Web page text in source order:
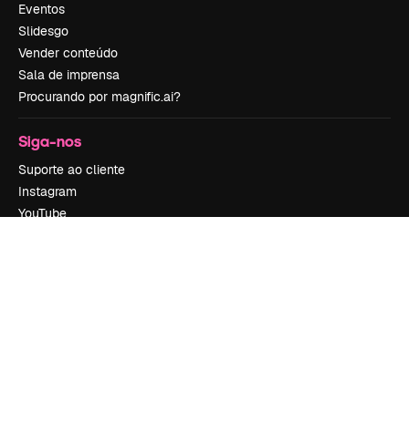
Eventos
Slidesgo
Vender conteúdo
Sala de imprensa
Procurando por magnific.ai?
Siga-nos
Suporte ao cliente
Instagram
YouTube